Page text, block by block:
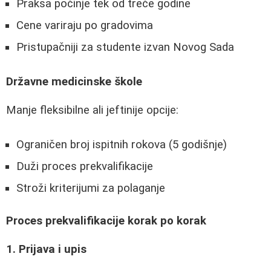
Praksa počinje tek od treće godine
Cene variraju po gradovima
Pristupačniji za studente izvan Novog Sada
Državne medicinske škole
Manje fleksibilne ali jeftinije opcije:
Ograničen broj ispitnih rokova (5 godišnje)
Duži proces prekvalifikacije
Stroži kriterijumi za polaganje
Proces prekvalifikacije korak po korak
1. Prijava i upis